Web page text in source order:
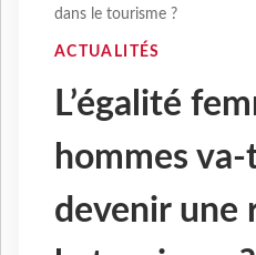
dans le tourisme ?
ACTUALITÉS
L’égalité
hommes
devenir une